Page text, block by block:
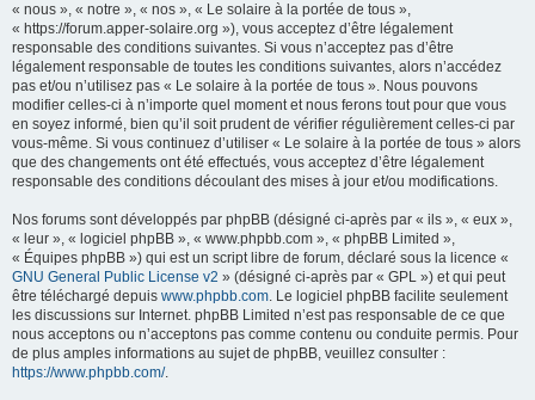
« nous », « notre », « nos », « Le solaire à la portée de tous »,
« https://forum.apper-solaire.org »), vous acceptez d’être légalement
responsable des conditions suivantes. Si vous n’acceptez pas d’être
légalement responsable de toutes les conditions suivantes, alors n’accédez
pas et/ou n’utilisez pas « Le solaire à la portée de tous ». Nous pouvons
modifier celles-ci à n’importe quel moment et nous ferons tout pour que vous
en soyez informé, bien qu’il soit prudent de vérifier régulièrement celles-ci par
vous-même. Si vous continuez d’utiliser « Le solaire à la portée de tous » alors
que des changements ont été effectués, vous acceptez d’être légalement
responsable des conditions découlant des mises à jour et/ou modifications.
Nos forums sont développés par phpBB (désigné ci-après par « ils », « eux »,
« leur », « logiciel phpBB », « www.phpbb.com », « phpBB Limited »,
« Équipes phpBB ») qui est un script libre de forum, déclaré sous la licence «
GNU General Public License v2 » (désigné ci-après par « GPL ») et qui peut
être téléchargé depuis www.phpbb.com. Le logiciel phpBB facilite seulement
les discussions sur Internet. phpBB Limited n’est pas responsable de ce que
nous acceptons ou n’acceptons pas comme contenu ou conduite permis. Pour
de plus amples informations au sujet de phpBB, veuillez consulter :
https://www.phpbb.com/.